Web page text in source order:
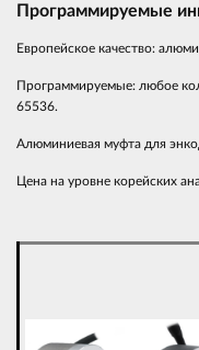
Программируемые
Европейское качество:
Программируемые: любое
65536.
Алюминиевая муфта для
Цена на уровне корейских